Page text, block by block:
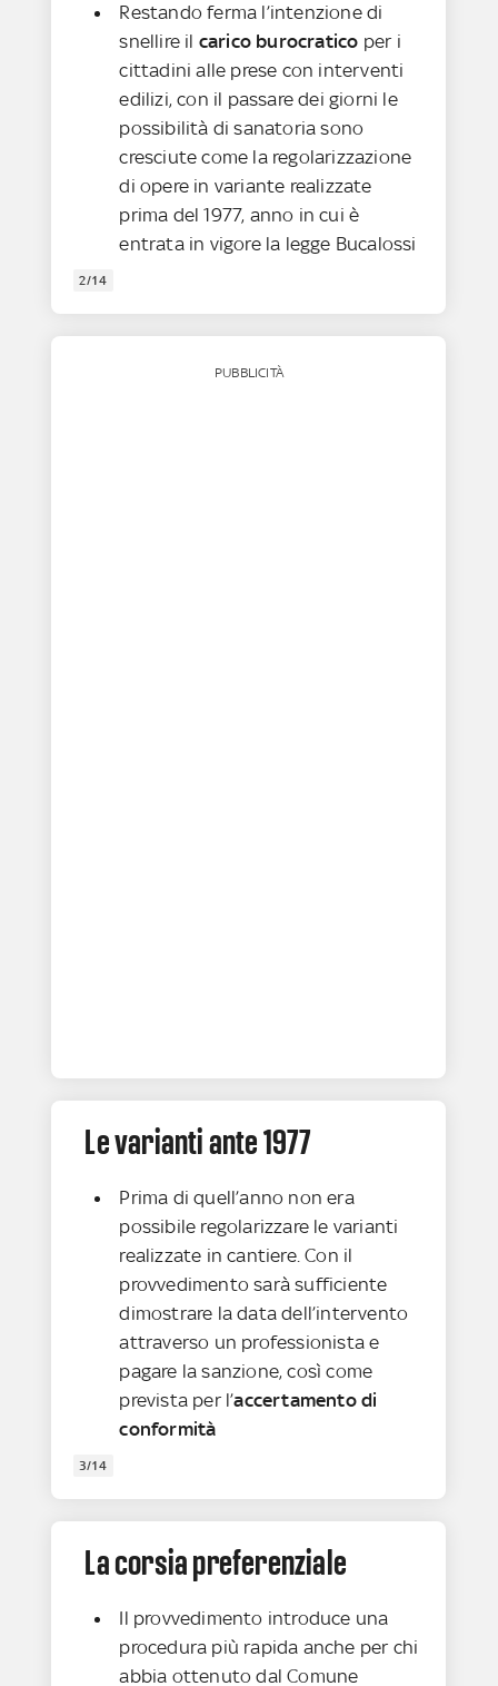
Restando ferma l’intenzione di
snellire il carico burocratico per i
cittadini alle prese con interventi
edilizi, con il passare dei giorni le
possibilità di sanatoria sono
cresciute come la regolarizzazione
di opere in variante realizzate
prima del 1977, anno in cui è
entrata in vigore la legge Bucalossi
2/14
PUBBLICITÀ
Le varianti ante 1977
Prima di quell’anno non era
possibile regolarizzare le varianti
realizzate in cantiere. Con il
provvedimento sarà sufficiente
dimostrare la data dell’intervento
attraverso un professionista e
pagare la sanzione, così come
prevista per l’accertamento di
conformità
3/14
La corsia preferenziale
Il provvedimento introduce una
procedura più rapida anche per chi
abbia ottenuto dal Comune